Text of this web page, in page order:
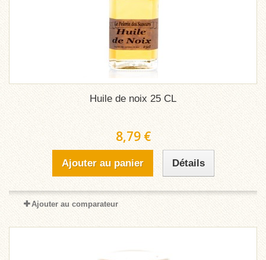
Huile de noix 25 CL
8,79 €
Ajouter au panier Détails
Ajouter au comparateur